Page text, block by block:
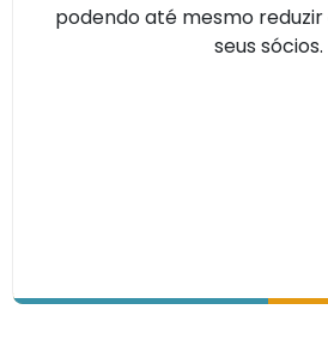
podendo até mesmo reduzir
seus sócios.